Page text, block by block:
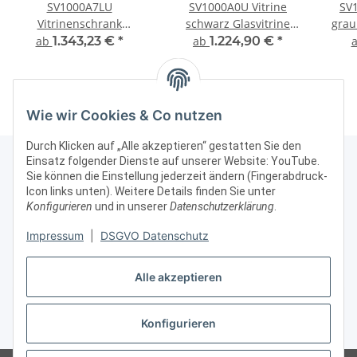
Alle akzeptieren
Konfigurieren
Wie wir Cookies & Co nutzen
Durch Klicken auf „Alle akzeptieren“ gestatten Sie den
Einsatz folgender Dienste auf unserer Website: YouTube.
Sie können die Einstellung jederzeit ändern (Fingerabdruck-
Icon links unten). Weitere Details finden Sie unter
Konfigurieren und in unsererDatenschutzerklärung.
Impressum DSGVO Datenschutz
SV1000A7LU
Vitrinenschrank
Glasvitrine Vitrine mit
abschließbar
ab 1.343,23 € *
SV1000A0U Vitrine
schwarz Glasvitrine
Ausstellungsvitrine
Präsentationsvitrine
abschließbar Alu
ab 1.224,90 € *
Kontakt & Rechtliches
Weitere Informationen
Vertrag widerrufen
* Alle Preise zzgl. gesetzlicher USt., zzgl.Versand